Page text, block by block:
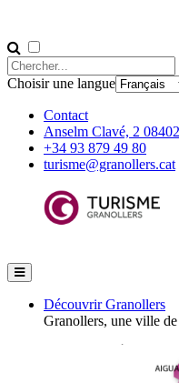
Choisir une langue
Contact
Anselm Clavé, 2
+34 93 879 49 80
turisme@granollers.cat
Découvrir Granollers
Granollers, une ville